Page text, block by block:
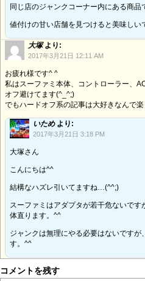
同じ店のジャンクコーナー内にある商
値付けの甘い店舗を見つけると美味しい
大塚 より:
2017年3月21日 12:11 AM
お疲れ様です^ ^
私はスーファミ本体、コントローラー、
オフ避けてます(^_^;)
でもハードオフ系の記事は大好きなんで
いため より:
2017年3月21日 3:18 PM
大塚さん
こんにちは^^
結構なハズレ引いてますね…(^^;)
スーファミはアダプタが若干危ないで
体直ります。^^
ジャンクは無理にやる必要はないです
す。^^
コメントを残す